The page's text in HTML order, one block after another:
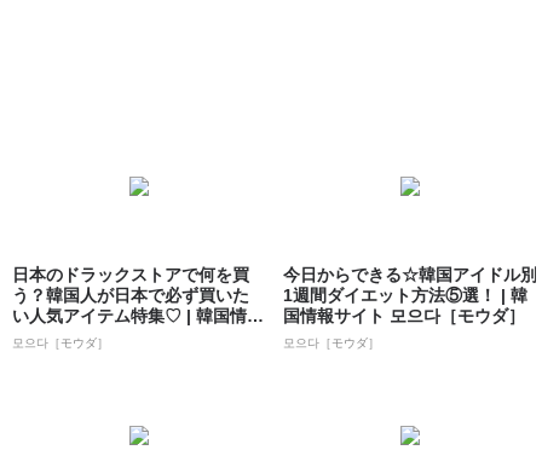
日本のドラックストアで何を買
う？韓国人が日本で必ず買いた
い人気アイテム特集♡ | 韓国情報
サイト ...
모으다［モウダ］
今日からできる☆韓国アイドル別
1週間ダイエット方法⑤選！ | 韓
国情報サイト 모으다［モウダ］
모으다［モウダ］